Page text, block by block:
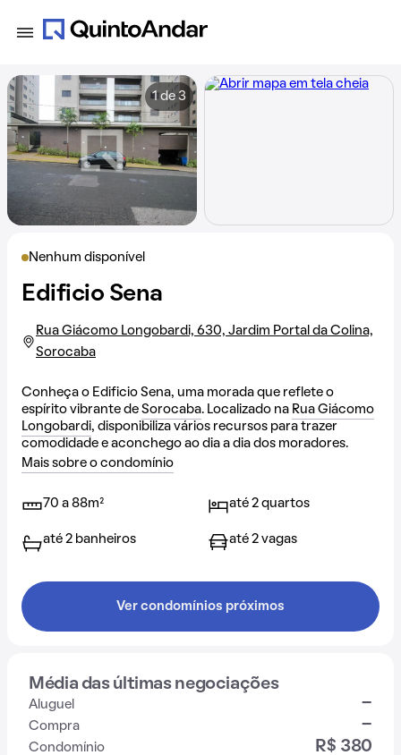
Nenhum disponível
Edificio Sena
Rua Giácomo Longobardi, 630, Jardim Portal da Colina,
Sorocaba
Conheça o Edificio Sena, uma morada que reflete o
espírito vibrante de Sorocaba. Localizado na Rua Giácomo
Longobardi, disponibiliza vários recursos para trazer
comodidade e aconchego ao dia a dia dos moradores.
Mais sobre o condomínio
70 a 88m² até 2 quartos
até 2 banheiros até 2 vagas
Ver condomínios próximos
Média das últimas negociações
Aluguel -
Compra -
Condomínio R$ 380
1 de 3